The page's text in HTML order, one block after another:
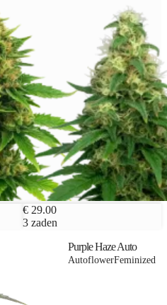
€ 29.00
3 zaden
Purple Haze Auto
AutoflowerFeminized